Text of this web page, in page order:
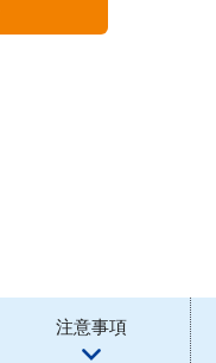
注意事項